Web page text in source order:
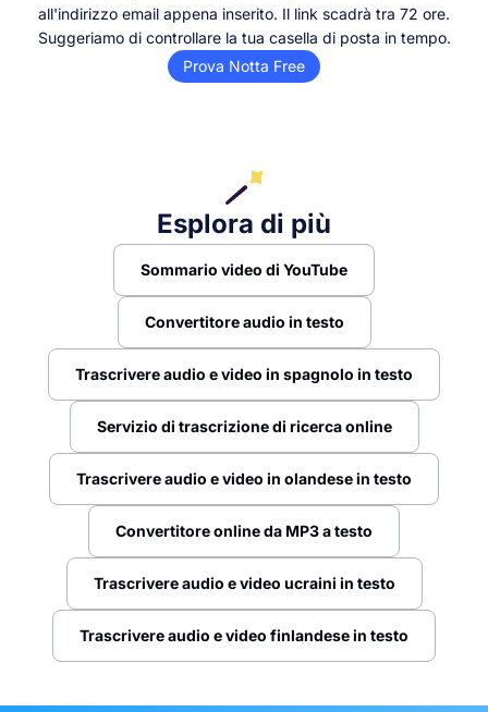
all'indirizzo email appena inserito. Il link scadrà tra 72 ore.
Suggeriamo di controllare la tua casella di posta in tempo.
Prova Notta Free
Esplora di più
Sommario video di YouTube
Convertitore audio in testo
Trascrivere audio e video in spagnolo in testo
Servizio di trascrizione di ricerca online
Trascrivere audio e video in olandese in testo
Convertitore online da MP3 a testo
Trascrivere audio e video ucraini in testo
Trascrivere audio e video finlandese in testo